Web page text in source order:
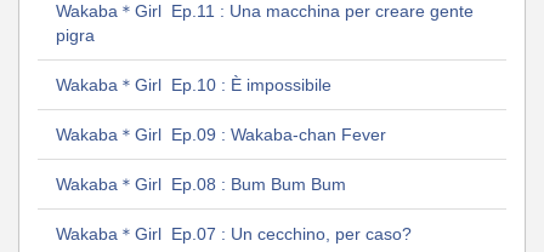
Wakaba＊Girl Ep.11 : Una macchina per creare gente
pigra
Wakaba＊Girl Ep.10 : È impossibile
Wakaba＊Girl Ep.09 : Wakaba-chan Fever
Wakaba＊Girl Ep.08 : Bum Bum Bum
Wakaba＊Girl Ep.07 : Un cecchino, per caso?